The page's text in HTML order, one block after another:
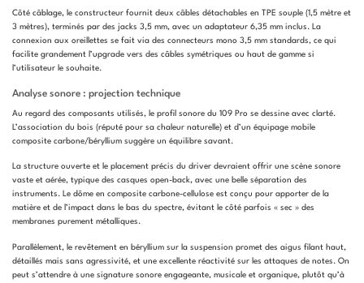
Côté câblage, le constructeur fournit deux câbles détachables en TPE souple (1,5 mètre et
3 mètres), terminés par des jacks 3,5 mm, avec un adaptateur 6,35 mm inclus. La
connexion aux oreillettes se fait via des connecteurs mono 3,5 mm standards, ce qui
facilite grandement l’upgrade vers des câbles symétriques ou haut de gamme si
l’utilisateur le souhaite.
Analyse sonore : projection technique
Au regard des composants utilisés, le profil sonore du 109 Pro se dessine avec clarté.
L’association du bois (réputé pour sa chaleur naturelle) et d’un équipage mobile
composite carbone/béryllium suggère un équilibre savant.
La structure ouverte et le placement précis du driver devraient offrir une scène sonore
vaste et aérée, typique des casques open-back, avec une belle séparation des
instruments. Le dôme en composite carbone-cellulose est conçu pour apporter de la
matière et de l’impact dans le bas du spectre, évitant le côté parfois « sec » des
membranes purement métalliques.
Parallèlement, le revêtement en béryllium sur la suspension promet des aigus filant haut,
détaillés mais sans agressivité, et une excellente réactivité sur les attaques de notes. On
peut s’attendre à une signature sonore engageante, musicale et organique, plutôt qu’à